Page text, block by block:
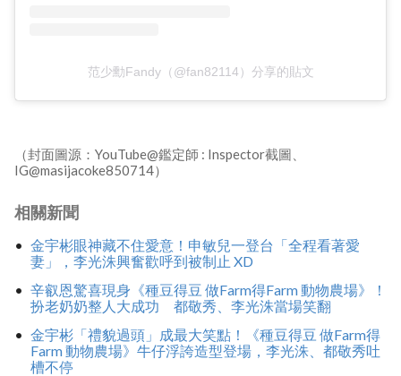
范少勳Fandy（@fan82114）分享的貼文
（封面圖源：YouTube@鑑定師 : Inspector截圖、
IG@masijacoke850714）
相關新聞
金宇彬眼神藏不住愛意！申敏兒一登台「全程看著愛
妻」，李光洙興奮歡呼到被制止 XD
辛叡恩驚喜現身《種豆得豆 做Farm得Farm 動物農場》！
扮老奶奶整人大成功 都敬秀、李光洙當場笑翻
金宇彬「禮貌過頭」成最大笑點！《種豆得豆 做Farm得
Farm 動物農場》牛仔浮誇造型登場，李光洙、都敬秀吐
槽不停